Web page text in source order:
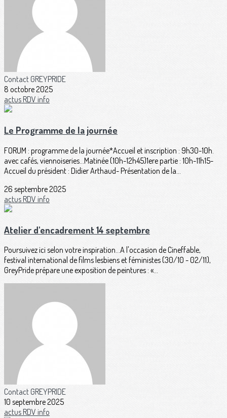
Contact GREYPRIDE
8 octobre 2025
actusRDV info
Le Programme de la journée
FORUM : programme de la journée*Accueil et inscription : 9h30-10h.
avec cafés, viennoiseries...Matinée (10h-12h45)1ere partie : 10h-11h15-
Accueil du président : Didier Arthaud- Présentation de la...
26 septembre 2025
actus RDV info
Atelier d'encadrement 14 septembre
Poursuivez ici selon votre inspiration...A l'occasion de Cineffable,
festival international de films lesbiens et féministes (30/10 - 02/11),
GreyPride prépare une exposition de peintures : «...
Contact GREYPRIDE
10 septembre 2025
actus RDV info